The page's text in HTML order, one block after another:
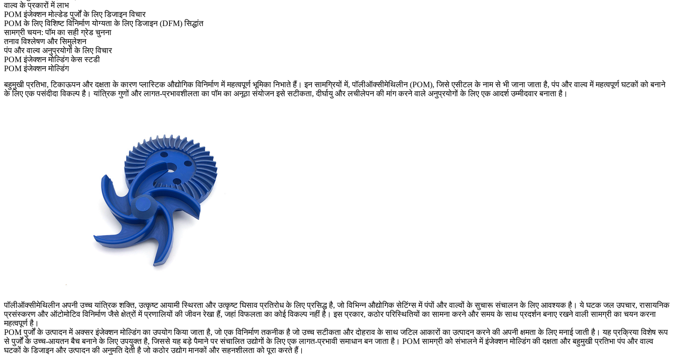
वाल्व के प्रकारों में लाभ
POM इंजेक्शन मोल्डेड पुर्जों के लिए डिजाइन विचार
POM के लिए विशिष्ट विनिर्माण योग्यता के लिए डिजाइन (DFM) सिद्धांत
सामग्री चयन: पॉम का सही ग्रेड चुनना
तनाव विश्लेषण और सिमुलेशन
पंप और वाल्व अनुप्रयोगों के लिए विचार
POM इंजेक्शन मोल्डिंग केस स्टडी
POM इंजेक्शन मोल्डिंग
बहुमुखी प्रतिभा, टिकाऊपन और दक्षता के कारण प्लास्टिक औद्योगिक विनिर्माण में महत्वपूर्ण भूमिका निभाते हैं। इन सामग्रियों में, पॉलीऑक्सीमेथिलीन (POM), जिसे एसीटल के नाम से भी जाना जाता है, पंप और वाल्व में महत्वपूर्ण घटकों को बनाने
के लिए एक पसंदीदा विकल्प है। यांत्रिक गुणों और लागत-प्रभावशीलता का पॉम का अनूठा संयोजन इसे सटीकता, दीर्घायु और लचीलेपन की मांग करने वाले अनुप्रयोगों के लिए एक आदर्श उम्मीदवार बनाता है।
पॉलीऑक्सीमेथिलीन अपनी उच्च यांत्रिक शक्ति, उत्कृष्ट आयामी स्थिरता और उत्कृष्ट घिसाव प्रतिरोध के लिए प्रसिद्ध है, जो विभिन्न औद्योगिक सेटिंग्स में पंपों और वाल्वों के सुचारू संचालन के लिए आवश्यक है। ये घटक जल उपचार, रासायनिक
प्रसंस्करण और ऑटोमोटिव विनिर्माण जैसे क्षेत्रों में प्रणालियों की जीवन रेखा हैं, जहां विफलता का कोई विकल्प नहीं है। इस प्रकार, कठोर परिस्थितियों का सामना करने और समय के साथ प्रदर्शन बनाए रखने वाली सामग्री का चयन करना
महत्वपूर्ण है।
POM पुर्जों के उत्पादन में अक्सरइंजेक्शन मोल्डिंगका उपयोग किया जाता है, जो एक विनिर्माण तकनीक है जो उच्च सटीकता और दोहराव के साथ जटिल आकारों का उत्पादन करने की अपनी क्षमता के लिए मनाई जाती है। यह प्रक्रिया विशेष रूप
से पुर्जों के उच्च-आयतन बैच बनाने के लिए उपयुक्त है, जिससे यह बड़े पैमाने पर संचालित उद्योगों के लिए एक लागत-प्रभावी समाधान बन जाता है। POM सामग्री को संभालने में इंजेक्शन मोल्डिंग की दक्षता और बहुमुखी प्रतिभा पंप और वाल्व
घटकों के डिजाइन और उत्पादन की अनुमति देती है जो कठोर उद्योग मानकों और सहनशीलता को पूरा करते हैं।